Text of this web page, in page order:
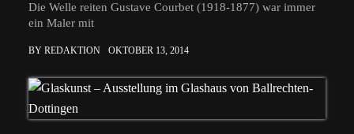
Die Welle reiten Gustave Courbet (1918-1877) war immer
ein Maler mit
BY REDAKTION OKTOBER 13, 2014